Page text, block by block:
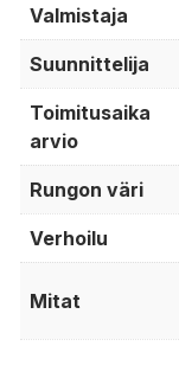
Valmistaja
Suunnittelija
Toimitusaika
arvio
Rungon väri
Verhoilu
Mitat